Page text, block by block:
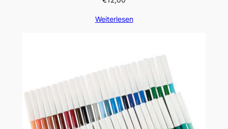
Weiterlesen